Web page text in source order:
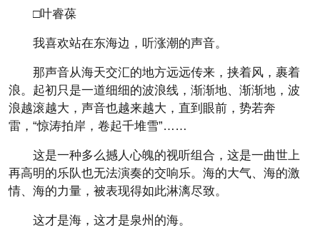
□叶睿葆
我喜欢站在东海边，听涨潮的声音。
那声音从海天交汇的地方远远传来，挟着风，裹着
浪。起初只是一道细细的波浪线，渐渐地、渐渐地，波
浪越滚越大，声音也越来越大，直到眼前，势若奔
雷，“惊涛拍岸，卷起千堆雪”……
这是一种多么撼人心魄的视听组合，这是一曲世上
再高明的乐队也无法演奏的交响乐。海的大气、海的激
情、海的力量，被表现得如此淋漓尽致。
这才是海，这才是泉州的海。